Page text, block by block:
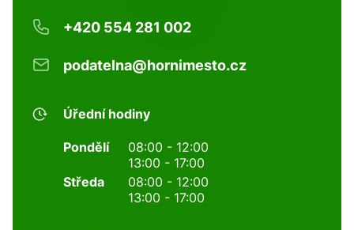
+420 554 281 002
podatelna@hornimesto.cz
Úřední hodiny
Pondělí
08:00 - 12:00
13:00 - 17:00
Středa
08:00 - 12:00
13:00 - 17:00